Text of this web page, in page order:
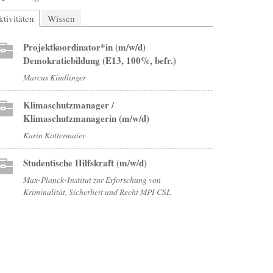
(aktiver Reiter)
Wissen
Projektkoordinator*in (m/w/d)
Demokratiebildung (E13, 100%, befr.)
Marcus Kindlinger
Klimaschutzmanager /
Klimaschutzmanagerin (m/w/d)
Karin Kottermaier
Studentische Hilfskraft (m/w/d)
Max-Planck-Institut zur Erforschung von
Kriminalität, Sicherheit und Recht MPI CSL